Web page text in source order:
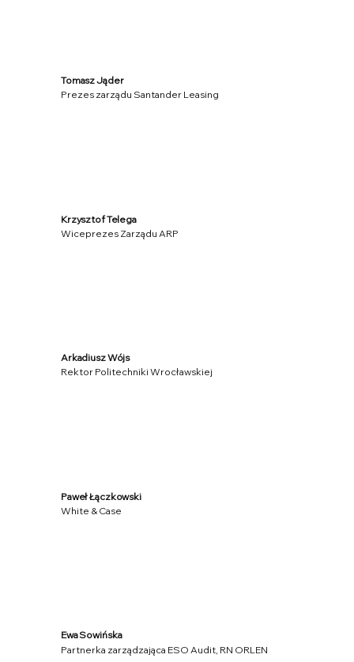
Tomasz Jąder
Prezes zarządu Santander Leasing
Krzysztof Telega
Wiceprezes Zarządu ARP
Arkadiusz Wójs
Rektor Politechniki Wrocławskiej
Paweł Łączkowski
White & Case
Ewa Sowińska
Partnerka zarządzająca ESO Audit, RN ORLEN